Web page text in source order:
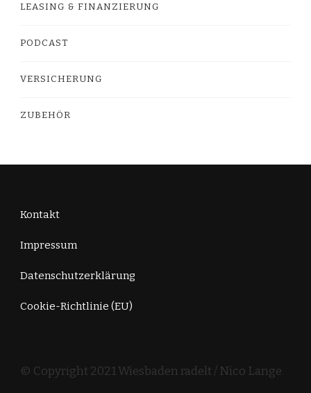
LEASING & FINANZIERUNG
PODCAST
VERSICHERUNG
ZUBEHÖR
Kontakt
Impressum
Datenschutzerklärung
Cookie-Richtlinie (EU)
© Copyright 2021 Wiesbaden radelt / Nico Lange